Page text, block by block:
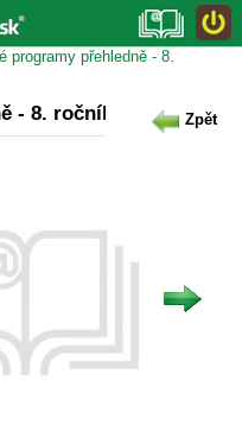
programy přehledně - 8.
- 8. ročník Zpět